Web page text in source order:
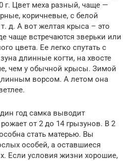
г. Цвет меха разный, чаще —
коричневые, с белой
д. А вот желтая крыса – это
чаще встречаются зверьки или
цвета. Ее легко спутать с
длинные когти, на хвосте
чем у обычной крысы. Зимой
ворсом. А летом она
год самка выводит
от 2 до 14 грызунов. В 2
стать матерью. Вы
особей, а оставшиеся
Если условия жизни хорошие,